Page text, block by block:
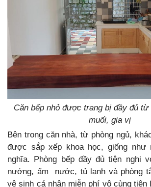
Căn bếp nhỏ được trang bị đầy đủ từ
muối, gia vị
Bên trong căn nhà, từ phòng ngủ,
được sắp xếp khoa học, giống như
nghĩa. Phòng bếp đầy đủ tiện nghi
nướng, ấm nước, tủ lạnh và phòng
vệ sinh cá nhân miễn phí vô cùng